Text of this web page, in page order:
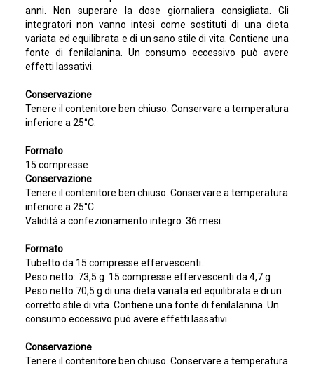
anni. Non superare la dose giornaliera consigliata. Gli
integratori non vanno intesi come sostituti di una dieta
variata ed equilibrata e di un sano stile di vita. Contiene una
fonte di fenilalanina. Un consumo eccessivo può avere
effetti lassativi.
Conservazione
Tenere il contenitore ben chiuso. Conservare a temperatura
inferiore a 25°C.
Formato
15 compresse
Conservazione
Tenere il contenitore ben chiuso. Conservare a temperatura
inferiore a 25°C.
Validità a confezionamento integro: 36 mesi.
Formato
Tubetto da 15 compresse effervescenti.
Peso netto: 73,5 g. 15 compresse effervescenti da 4,7 g
Peso netto 70,5 g di una dieta variata ed equilibrata e di un
corretto stile di vita. Contiene una fonte di fenilalanina. Un
consumo eccessivo può avere effetti lassativi.
Conservazione
Tenere il contenitore ben chiuso. Conservare a temperatura